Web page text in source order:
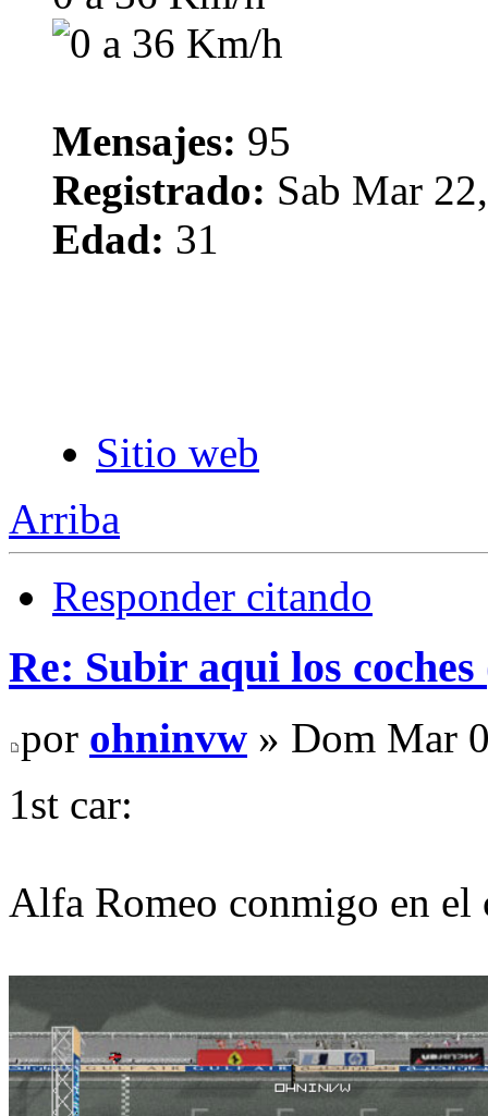
Mensajes: 95
Registrado: Sab Mar
Edad: 31
Sitio web
Arriba
Responder citando
Re: Subir aqui los
por ohninvw » Dom Mar
1st car:
Alfa Romeo conmigo en el